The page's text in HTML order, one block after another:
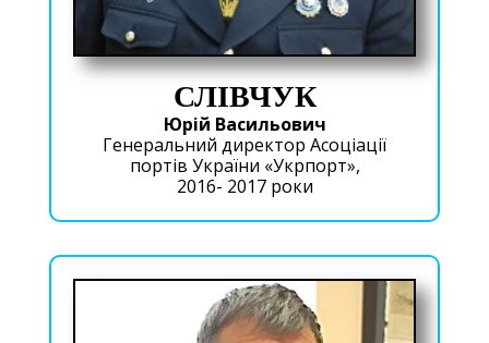
СЛІВЧУК
Юрій Васильович
Генеральний директор Асоціації
портів України «Укрпорт»,
2016- 2017 роки